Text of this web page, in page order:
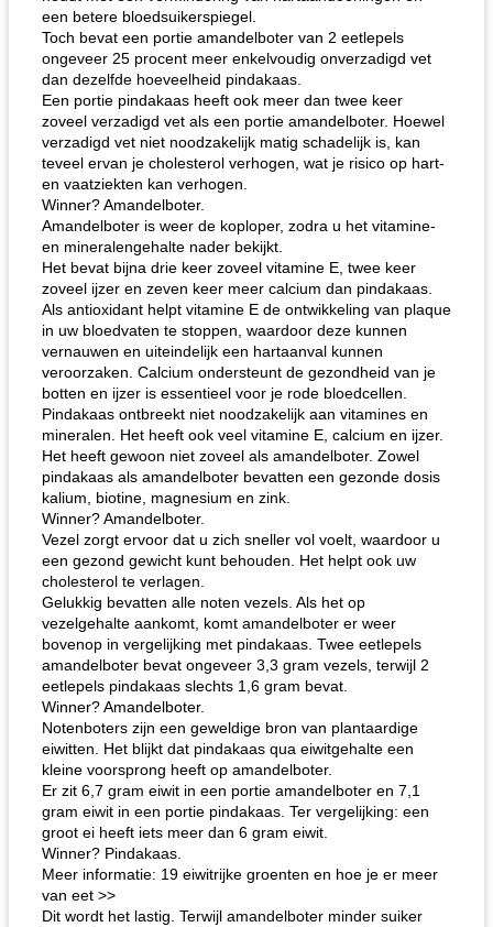
een betere bloedsuikerspiegel.
Toch bevat een portie amandelboter van 2 eetlepels
ongeveer 25 procent meer enkelvoudig onverzadigd vet
dan dezelfde hoeveelheid pindakaas.
Een portie pindakaas heeft ook meer dan twee keer
zoveel verzadigd vet als een portie amandelboter. Hoewel
verzadigd vet niet noodzakelijk matig schadelijk is, kan
teveel ervan je cholesterol verhogen, wat je risico op hart-
en vaatziekten kan verhogen.
Winner? Amandelboter.
Amandelboter is weer de koploper, zodra u het vitamine-
en mineralengehalte nader bekijkt.
Het bevat bijna drie keer zoveel vitamine E, twee keer
zoveel ijzer en zeven keer meer calcium dan pindakaas.
Als antioxidant helpt vitamine E de ontwikkeling van plaque
in uw bloedvaten te stoppen, waardoor deze kunnen
vernauwen en uiteindelijk een hartaanval kunnen
veroorzaken. Calcium ondersteunt de gezondheid van je
botten en ijzer is essentieel voor je rode bloedcellen.
Pindakaas ontbreekt niet noodzakelijk aan vitamines en
mineralen. Het heeft ook veel vitamine E, calcium en ijzer.
Het heeft gewoon niet zoveel als amandelboter. Zowel
pindakaas als amandelboter bevatten een gezonde dosis
kalium, biotine, magnesium en zink.
Winner? Amandelboter.
Vezel zorgt ervoor dat u zich sneller vol voelt, waardoor u
een gezond gewicht kunt behouden. Het helpt ook uw
cholesterol te verlagen.
Gelukkig bevatten alle noten vezels. Als het op
vezelgehalte aankomt, komt amandelboter er weer
bovenop in vergelijking met pindakaas. Twee eetlepels
amandelboter bevat ongeveer 3,3 gram vezels, terwijl 2
eetlepels pindakaas slechts 1,6 gram bevat.
Winner? Amandelboter.
Notenboters zijn een geweldige bron van plantaardige
eiwitten. Het blijkt dat pindakaas qua eiwitgehalte een
kleine voorsprong heeft op amandelboter.
Er zit 6,7 gram eiwit in een portie amandelboter en 7,1
gram eiwit in een portie pindakaas. Ter vergelijking: een
groot ei heeft iets meer dan 6 gram eiwit.
Winner? Pindakaas.
Meer informatie: 19 eiwitrijke groenten en hoe je er meer
van eet >>
Dit wordt het lastig. Terwijl amandelboter minder suiker